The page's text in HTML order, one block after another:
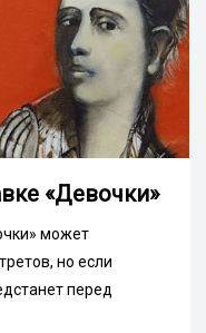
«Девочки»
может
но если
перед